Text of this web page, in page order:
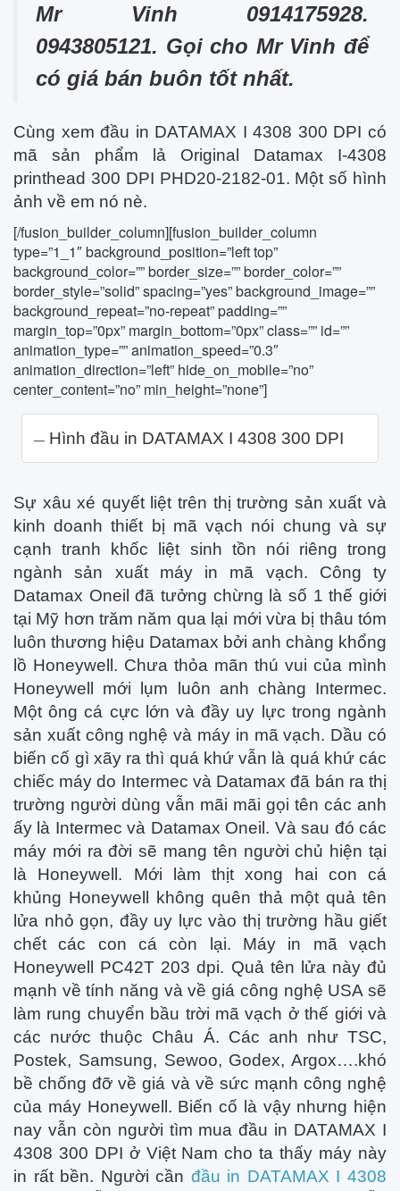
Mr Vinh 0914175928.
0943805121. Gọi cho Mr Vinh để
có giá bán buôn tốt nhất.
Cùng xem đầu in DATAMAX I 4308 300 DPI có
mã sản phẩm lả Original Datamax I-4308
printhead 300 DPI PHD20-2182-01. Một số hình
ảnh về em nó nè.
[/fusion_builder_column][fusion_builder_column
type=”1_1″ background_position=”left top”
background_color=”” border_size=”” border_color=””
border_style=”solid” spacing=”yes” background_image=””
background_repeat=”no-repeat” padding=””
margin_top=”0px” margin_bottom=”0px” class=”” id=””
animation_type=”” animation_speed=”0.3″
animation_direction=”left” hide_on_mobile=”no”
center_content=”no” min_height=”none”]
Hình đầu in DATAMAX I 4308 300 DPI
Sự xâu xé quyết liệt trên thị trường sản xuất và
kinh doanh thiết bị mã vạch nói chung và sự
cạnh tranh khốc liệt sinh tồn nói riêng trong
ngành sản xuất máy in mã vạch. Công ty
Datamax Oneil đã tưởng chừng là số 1 thế giới
tại Mỹ hơn trăm năm qua lại mới vừa bị thâu tóm
luôn thương hiệu Datamax bởi anh chàng khổng
lồ Honeywell. Chưa thỏa mãn thú vui của mình
Honeywell mới lụm luôn anh chàng Intermec.
Một ông cá cực lớn và đầy uy lực trong ngành
sản xuất công nghệ và máy in mã vạch. Dầu có
biến cố gì xãy ra thì quá khứ vẫn là quá khứ các
chiếc máy do Intermec và Datamax đã bán ra thị
trường người dùng vẫn mãi mãi gọi tên các anh
ấy là Intermec và Datamax Oneil. Và sau đó các
máy mới ra đời sẽ mang tên người chủ hiện tại
là Honeywell. Mới làm thịt xong hai con cá
khủng Honeywell không quên thả một quả tên
lửa nhỏ gọn, đầy uy lực vào thị trường hầu giết
chết các con cá còn lại. Máy in mã vạch
Honeywell PC42T 203 dpi. Quả tên lửa này đủ
mạnh về tính năng và về giá công nghệ USA sẽ
làm rung chuyển bầu trời mã vạch ở thế giới và
các nước thuộc Châu Á. Các anh như TSC,
Postek, Samsung, Sewoo, Godex, Argox….khó
bề chống đỡ về giá và về sức mạnh công nghệ
của máy Honeywell. Biến cố là vậy nhưng hiện
nay vẫn còn người tìm mua đầu in DATAMAX I
4308 300 DPI ở Việt Nam cho ta thấy máy này
in rất bền. Người cần đầu in DATAMAX I 4308